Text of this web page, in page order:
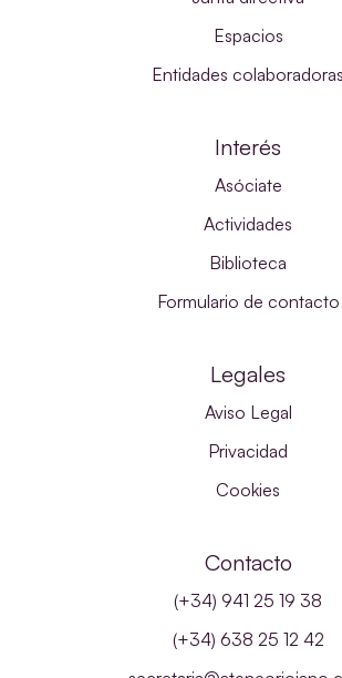
Espacios
Entidades colaboradoras
Interés
Asóciate
Actividades
Biblioteca
Formulario de contacto
Legales
Aviso Legal
Privacidad
Cookies
Contacto
(+34) 941 25 19 38
(+34) 638 25 12 42